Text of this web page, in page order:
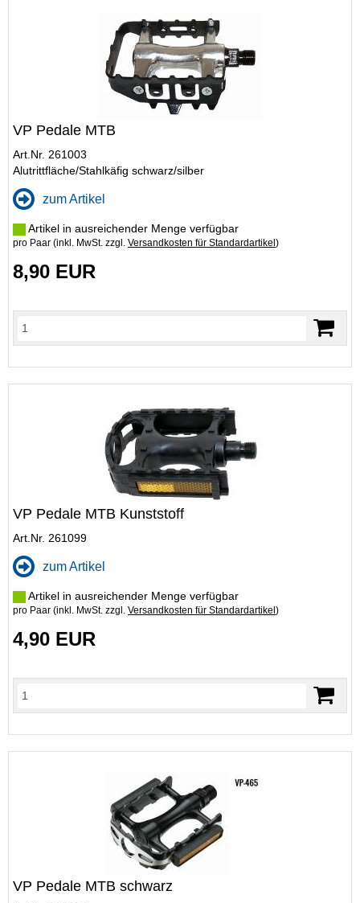
VP Pedale MTB
Art.Nr. 261003
Alutrittfläche/Stahlkäfig schwarz/silber
zum Artikel
Artikel in ausreichender Menge verfügbar
pro Paar (inkl. MwSt. zzgl. Versandkosten für Standardartikel )
8,90 EUR
VP Pedale MTB Kunststoff
Art.Nr. 261099
zum Artikel
Artikel in ausreichender Menge verfügbar
pro Paar (inkl. MwSt. zzgl. Versandkosten für Standardartikel )
4,90 EUR
VP Pedale MTB schwarz